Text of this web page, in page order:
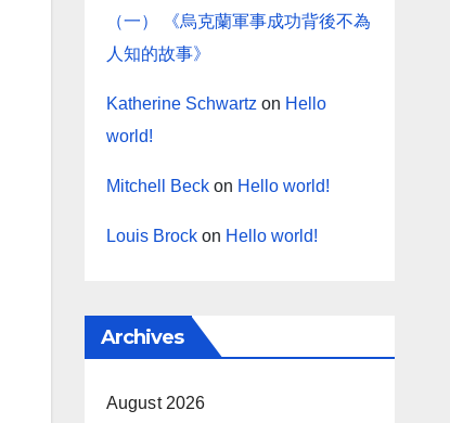
（一） 《烏克蘭軍事成功背後不為
人知的故事》
Katherine Schwartz on Hello
world!
Mitchell Beckon Hello world!
Louis Brockon Hello world!
Archives
August 2026